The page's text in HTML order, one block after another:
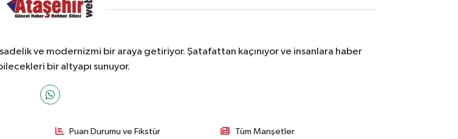
ve modernizmi bir araya getiriyor. Şatafattan kaçınıyor ve insanlara haber
bir altyapı sunuyor.
Puan Durumu ve Fikstür Tüm Manşetler